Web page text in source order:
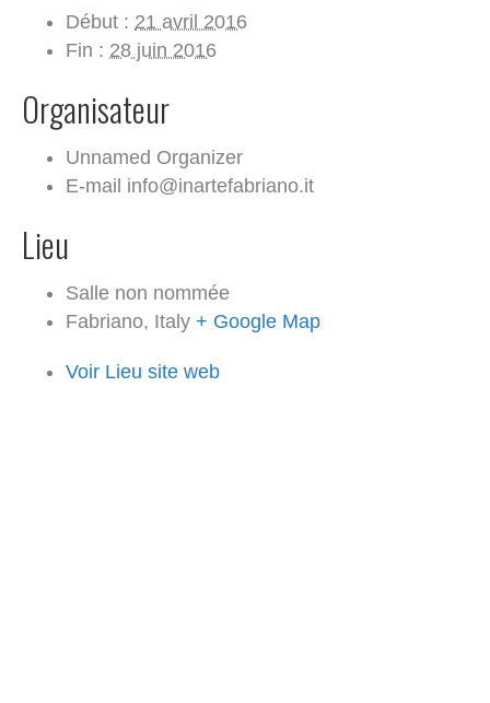
Début : 21 avril 2016
Fin : 28 juin 2016
Organisateur
Unnamed Organizer
E-mail info@inartefabriano.it
Lieu
Salle non nommée
Fabriano, Italy + Google Map
Voir Lieu site web